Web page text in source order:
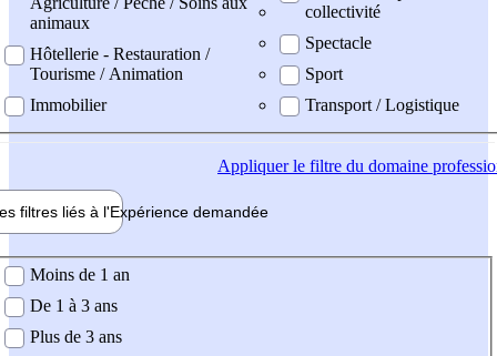
animaux
Hôtellerie - Restauration /
Tourisme / Animation
Immobilier
collectivité
Spectacle
Sport
Transport / Logistique
Appliquerle filtre du domaine
filtres liés à l'Expérience demandée
demandée
Moins de 1 an
De 1 à 3 ans
Plus de 3 ans